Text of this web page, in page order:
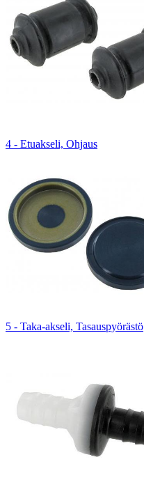
4 - Etuakseli, Ohjaus
5 - Taka-akseli, Tasauspyörästö